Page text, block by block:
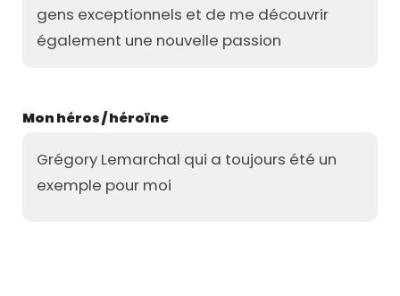
gens exceptionnels et de me découvrir
également une nouvelle passion
Mon héros / héroïne
Grégory Lemarchal qui a toujours été un
exemple pour moi